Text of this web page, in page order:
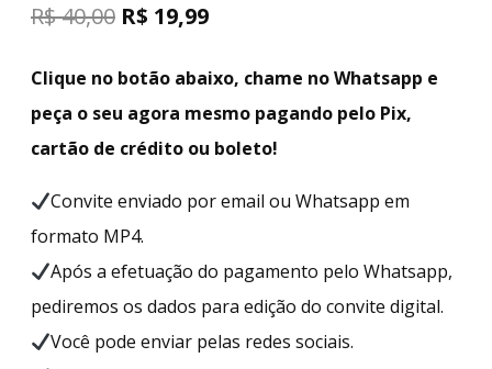
R$40,00 R$ 19,99
Clique no botão abaixo, chame no Whatsapp e
peça o seu agora mesmo pagando pelo Pix,
cartão de crédito ou boleto!
Convite enviado por email ou Whatsapp em
formato MP4.
Após a efetuação do pagamento pelo Whatsapp,
pediremos os dados para edição do convite digital.
Você pode enviar pelas redes sociais.